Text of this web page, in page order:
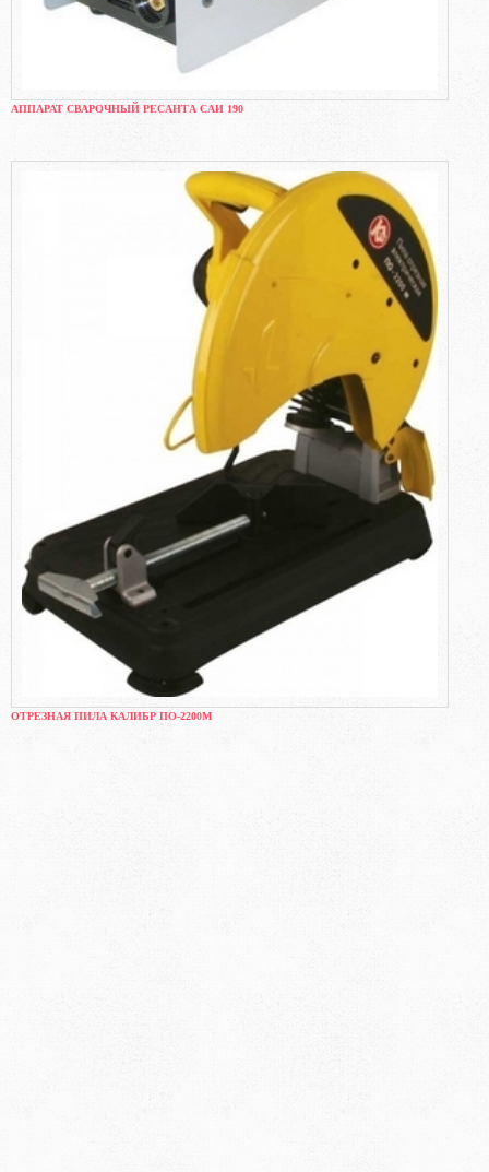
АППАРАТ СВАРОЧНЫЙ РЕСАНТА САИ 190
ОТРЕЗНАЯ ПИЛА КАЛИБР ПО-2200М